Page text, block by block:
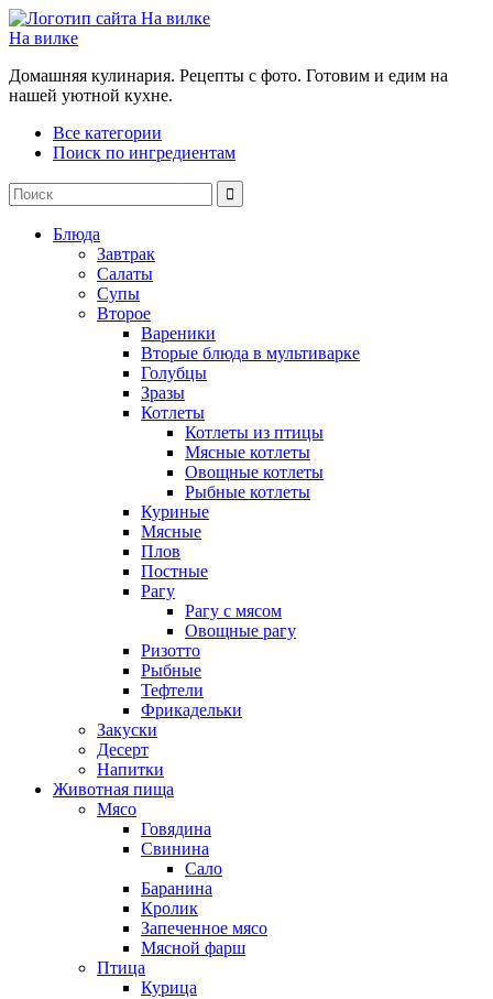
На вилке
Домашняя кулинария. Рецепты с фото. Готовим и едим на
нашей уютной кухне.
Все категории
Поиск по ингредиентам
Блюда
Завтрак
Салаты
Супы
Второе
Вареники
Вторые блюда в мультиварке
Голубцы
Зразы
Котлеты
Котлеты из птицы
Мясные котлеты
Овощные котлеты
Рыбные котлеты
Куриные
Мясные
Плов
Постные
Рагу
Рагу с мясом
Овощные рагу
Ризотто
Рыбные
Тефтели
Фрикадельки
Закуски
Десерт
Напитки
Животная пища
Мясо
Говядина
Свинина
Сало
Баранина
Кролик
Запеченное мясо
Мясной фарш
Птица
Курица